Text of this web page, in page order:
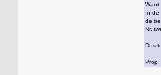
Want
In de
de
Nr.
Dus
Prop.